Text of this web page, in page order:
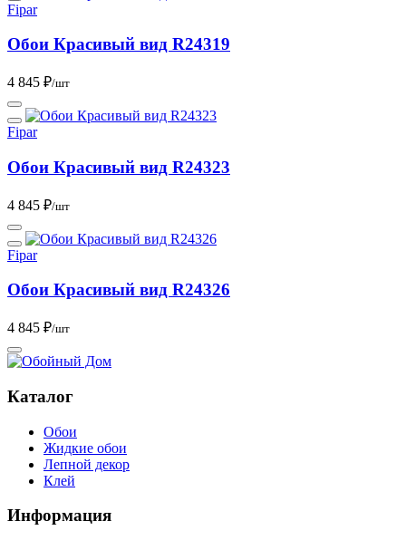
Fipar
Обои Красивый вид R24319
4 845 ₽/шт
Fipar
Обои Красивый вид R24323
4 845 ₽/шт
Fipar
Обои Красивый вид R24326
4 845 ₽/шт
Каталог
Обои
Жидкие обои
Лепной декор
Клей
Информация